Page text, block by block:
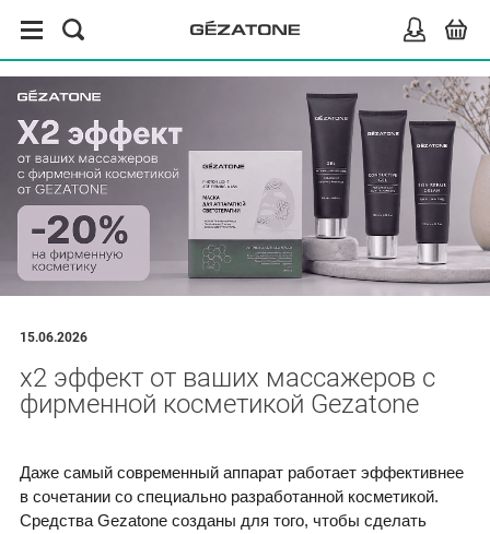
15.06.2026
x2 эффект от ваших массажеров с
фирменной косметикой Gezatone
Даже самый современный аппарат работает эффективнее
в сочетании со специально разработанной косметикой.
Средства Gezatone созданы для того, чтобы сделать